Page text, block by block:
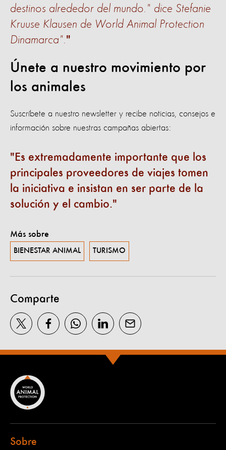
destinos alrededor del mundo." dice Stefanie
Kruuse Klausen de World Animal Protection
Dinamarca".
Únete a nuestro movimiento por
los animales
Suscríbete a nuestro newsletter y recibe noticias, consejos e
información sobre nuestras campañas abiertas:
Es extremadamente importante que los
principales proveedores de viajes tomen
la iniciativa e insistan en ser parte de la
solución y el cambio.
Más sobre
BIENESTAR ANIMAL TURISMO
Comparte
Sobre